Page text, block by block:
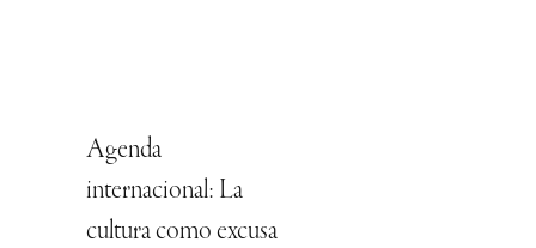
Agenda
internacional: La
cultura como excusa